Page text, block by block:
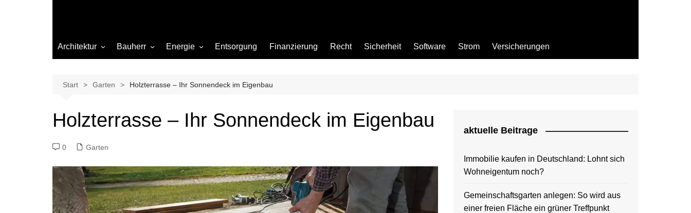
Architektur Bauherr
Beleuchtung
Büro
Materialien
Sanierung
Hygiene
Energie
Gas
Entsorgung Finanzierung Recht Sicherheit Software Strom Versicherungen
Start Garten Holzterrasse – Ihr Sonnendeck im Eigenbau
Holzterrasse – Ihr Sonnendeck im Eigenbau
0 Garten
aktuelle Beitrage
Immobilie kaufen in Deutschland: Lohnt sich
Wohneigentum noch?
Gemeinschaftsgarten anlegen: So wird aus
einer freien Fläche ein grüner Treffpunkt